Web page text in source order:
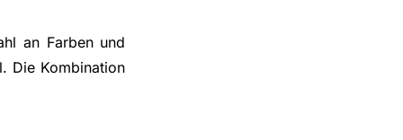
an Farben und
Die Kombination